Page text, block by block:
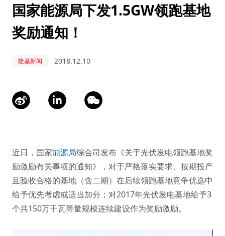
国家能源局下发1.5GW领跑基地
奖励通知！
隆基新闻 2018.12.10
近日，国家能源局综合司发布《关于光伏发电领跑基地奖
励激励有关事项的通知》，对于严格落实要求、按期投产
且验收合格的基地（含二期）在后续领跑基地竞争优选中
给予优先考虑或适当加分；对2017年光伏发电基地给予3
个共150万千瓦等量规模连续建设作为奖励激励。